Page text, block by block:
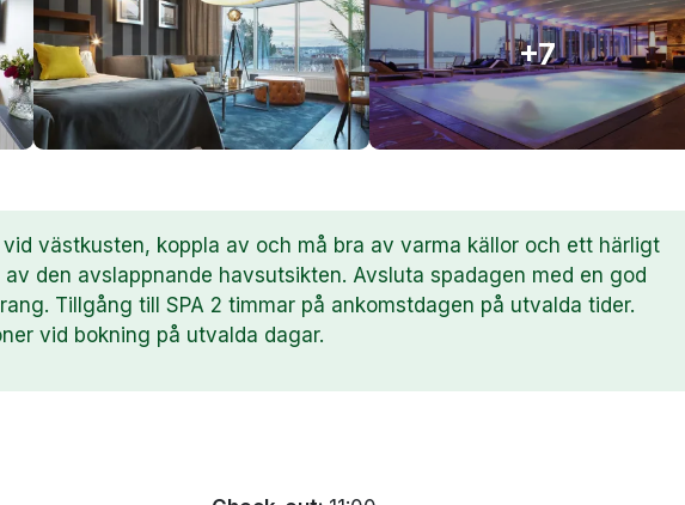
+7
västkusten, koppla av och må bra av varma källor och ett härligt
den avslappnande havsutsikten. Avsluta spadagen med en god
Tillgång till SPA 2 timmar på ankomstdagen på utvalda tider.
vid bokning på utvalda dagar.